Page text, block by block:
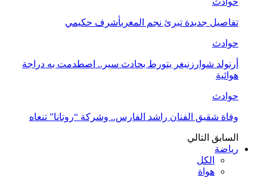
تفاصيل جديدة تبرئ نجم المغربأشرف حكيمي
حوادث
أرنولد شوارزنيغر يتورط بحادث سير.. اصطدمت به دراجة
هوائية
حوادث
وفاة شقيق الفنان راشد الفارس.. وشركة “روتانا” تنعاه
السابق التالي
رياضة
الكل
هواة